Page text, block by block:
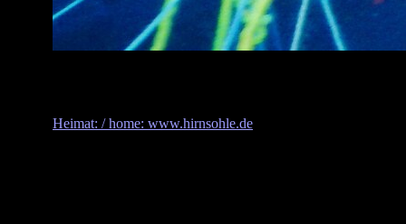
Heimat: / home: www.hirnsohle.de